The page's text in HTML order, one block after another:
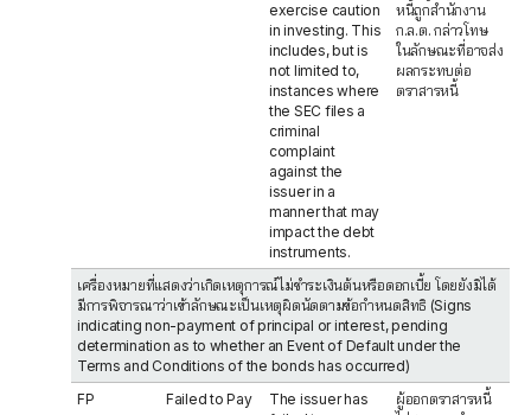
exercise caution
in investing. This
includes, but is
not limited to,
instances where
the SEC files a
criminal
complaint
against the
issuer in a
manner that may
impact the debt
instruments.
หนี้ถูกสำนักงาน
ก.ล.ต. กล่าวโทษ
ในลักษณะที่อาจส่ง
ผลกระทบต่อ
ตราสารหนี้
เครื่องหมายที่แสดงว่าเกิดเหตุการณ์ไม่ชำระเงินต้นหรือดอกเบี้ย โดยยังมิได้
มีการพิจารณาว่าเข้าลักษณะเป็นเหตุผิดนัดตามข้อกำหนดสิทธิ (Signs
indicating non-payment of principal or interest, pending
determination as to whether an Event of Default under the
Terms and Conditions of the bonds has occurred)
FP
Failed to Pay
The issuer has
ผู้ออกตราสารหนี้